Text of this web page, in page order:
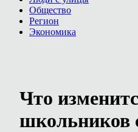
Общество
Регион
Экономика
Что
школьников